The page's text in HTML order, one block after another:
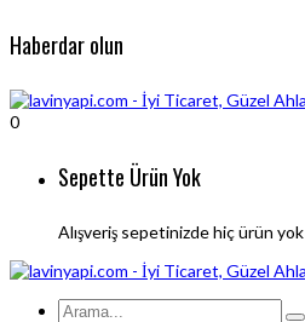
Haberdar olun
0
Sepette Ürün Yok
Alışveriş sepetinizde hiç ürün yok